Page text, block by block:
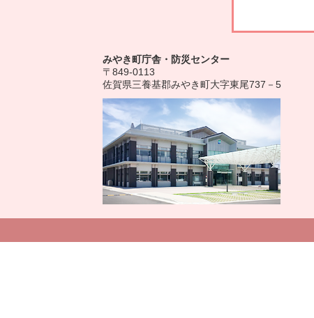
みやき町庁舎・防災センター
〒849-0113
佐賀県三養基郡みやき町大字東尾737－5